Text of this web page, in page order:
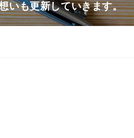
いも更新していきます。